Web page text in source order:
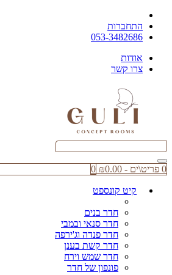
התחברות
053-3482686
אודות
צרו קשר
0 פריט\ים - ₪0.00 0
קיט קונספט
חדר בנים
חדר סנאי ובמבי
חדר פנדה וג'ירפה
חדר קשת בענן
חדר שמש וירח
פונפון של חדר